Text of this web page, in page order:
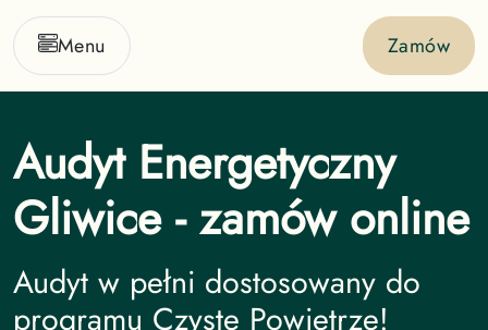
Menu Zamów
Audyt Energetyczny
Gliwice - zamów online
Audyt w pełni dostosowany do
programu Czyste Powietrze!